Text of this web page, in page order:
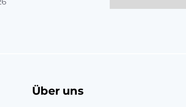
Über uns